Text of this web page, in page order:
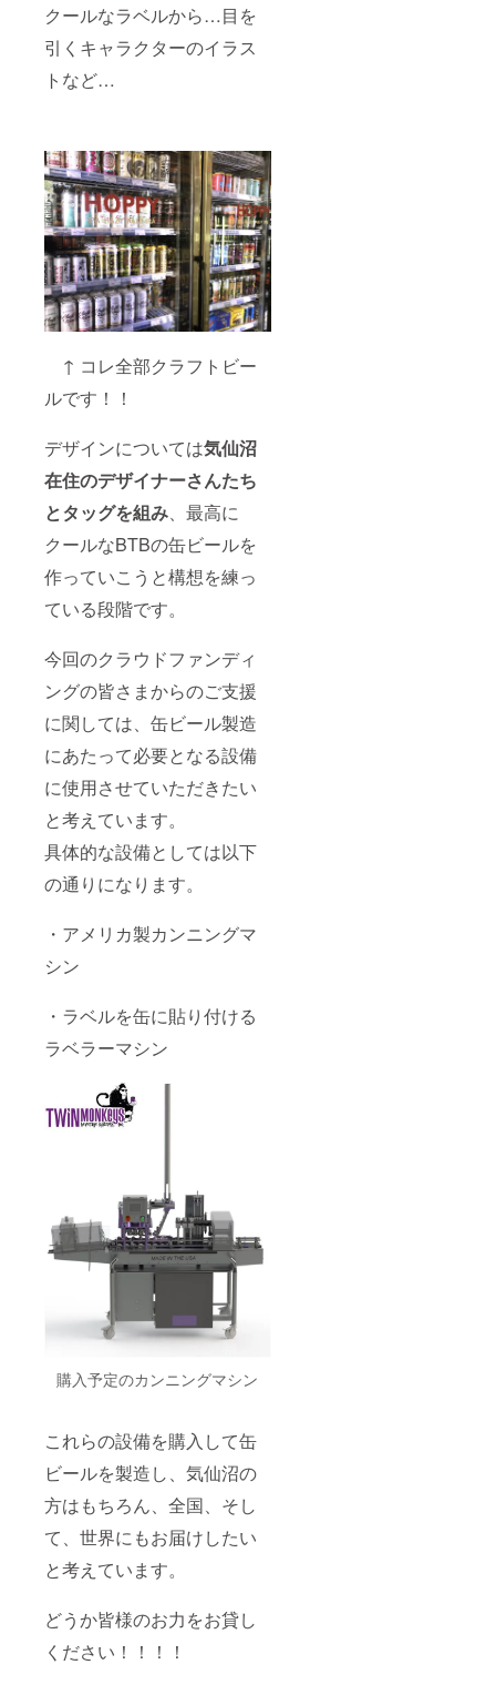
クールなラベルから…目を
引くキャラクターのイラス
トなど…
↑ コレ全部クラフトビー
ルです！！
デザインについては気仙沼
在住のデザイナーさんたち
とタッグを組み、最高に
クールなBTBの缶ビールを
作っていこうと構想を練っ
ている段階です。
今回のクラウドファンディ
ングの皆さまからのご支援
に関しては、缶ビール製造
にあたって必要となる設備
に使用させていただきたい
と考えています。
具体的な設備としては以下
の通りになります。
・アメリカ製カンニングマ
シン
・ラベルを缶に貼り付ける
ラベラーマシン
購入予定のカンニングマシン
これらの設備を購入して缶
ビールを製造し、気仙沼の
方はもちろん、全国、そし
て、世界にもお届けしたい
と考えています。
どうか皆様のお力をお貸し
ください！！！！